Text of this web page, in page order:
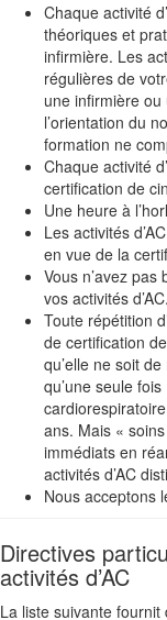
Chaque activité
théoriques et
infirmière. Les
régulières de
une infirmière
l’orientation du
formation ne
Chaque activité
certification de
Une heure à
Les activités
en vue de la
Vous n’avez
vos activités d’AC.
Toute répétition
de certification
qu’elle ne soit
qu’une seule
ans. Mais «
immédiats en
activités d’AC
Nous acceptons
Directives
activités d’AC
La liste suivante fournit